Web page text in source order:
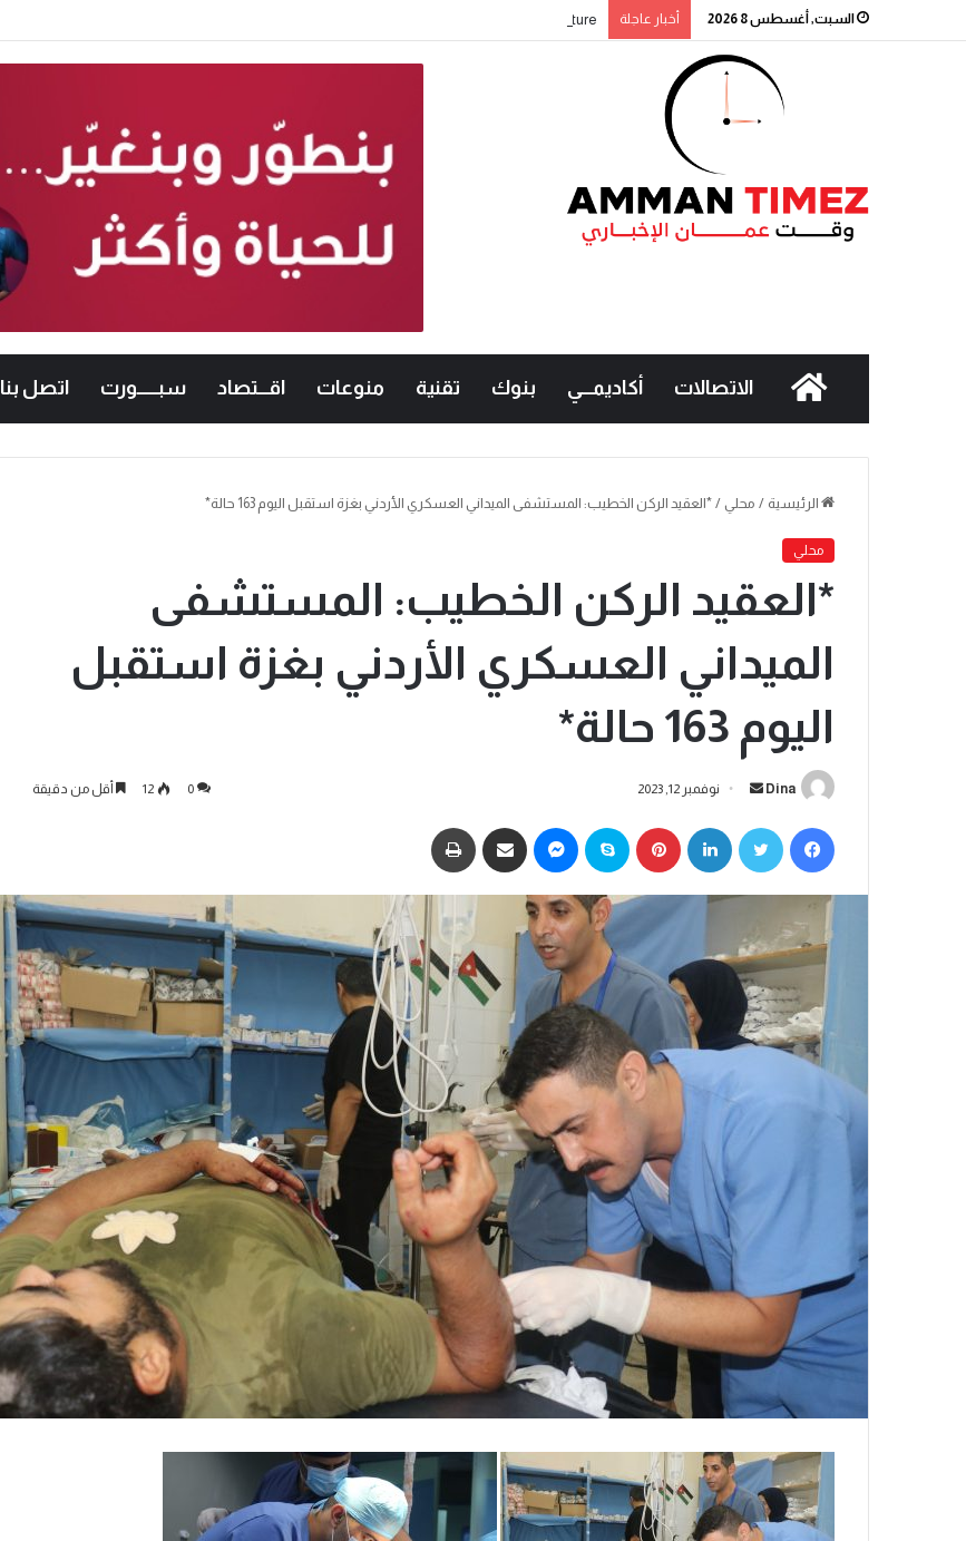
السبت, أغسطس 8 2026 أخبار عاجلة Signature” التابع لبنك القاهرة عمّان يطلق حملة جوائز حسابات التوفير لعام 2026
الاتصالات أكاديمـــي بنوك تقنية منوعات اقـــتصاد سبــــــورت اتصل بنا
الرئيسية / محلي / *العقيد الركن الخطيب: المستشفى الميداني العسكري الأردني بغزة استقبل اليوم 163 حالة*
محلي
*العقيد الركن الخطيب: المستشفى
الميداني العسكري الأردني بغزة استقبل
اليوم 163 حالة*
Dina نوفمبر 12, 2023 0
12 أقل من دقيقة